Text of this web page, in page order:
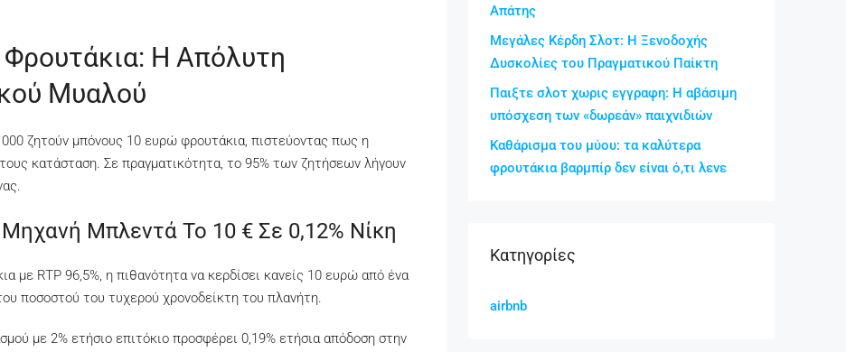
Η Απόλυτη
Μυαλού
ζητούν μπόνους 10 ευρώ φρουτάκια, πιστεύοντας πως η
κατάσταση. Σε πραγματικότητα, το 95% των ζητήσεων λήγουν
Μπλεντά Το 10 € Σε 0,12% Νίκη
με RTP 96,5%, η πιθανότητα να κερδίσει κανείς 10 ευρώ από ένα
ποσοστού του τυχερού χρονοδείκτη του πλανήτη.
με 2% ετήσιο επιτόκιο προσφέρει 0,19% ετήσια απόδοση στην
Απάτης
Μεγάλες Κέρδη Σλοτ: Η Ξενοδοχής
Δυσκολίες του Πραγματικού Παίκτη
Παιξτε σλοτ χωρις εγγραφη: Η αβάσιμη
υπόσχεση των «δωρεάν» παιχνιδιών
Καθάρισμα του μύου: τα καλύτερα
φρουτάκια βαρμπίρ δεν είναι ό,τι λενε
Kατηγορίες
airbnb